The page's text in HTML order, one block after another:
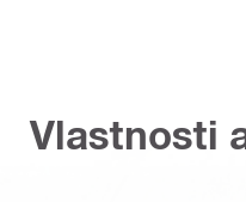
Vlastnosti